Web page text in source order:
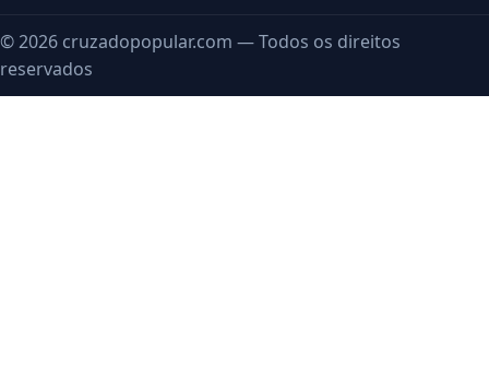
© 2026 cruzadopopular.com — Todos os direitos
reservados